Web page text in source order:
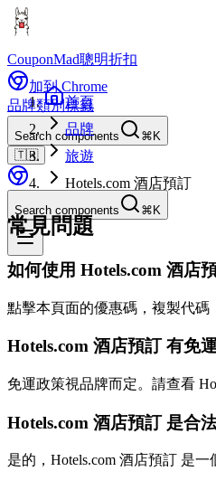
CouponMad聰明折扣
加到 Chrome
品牌類別標籤
Search components
⌘K
🇹🇼
Search components ⌘K
首頁
品牌
旅遊
Hotels.com 酒店預訂
常見問題
如何使用 Hotels.com 酒店
點擊本頁面的優惠碼，複製代碼
Hotels.com 酒店預訂 有免
免運政策視品牌而定。請查看
Hotels.com 酒店預訂 是合
是的，Hotels.com 酒店預訂 是